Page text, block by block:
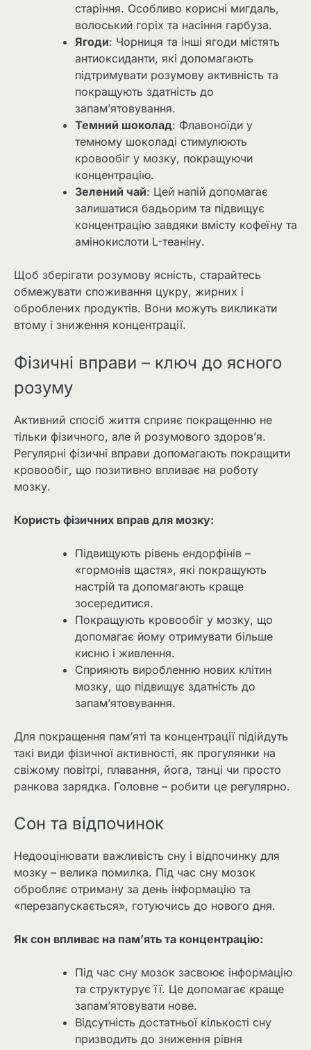
старіння. Особливо корисні мигдаль,
волоський горіх та насіння гарбуза.
Ягоди: Чорниця та інші ягоди містять
антиоксиданти, які допомагають
підтримувати розумову активність та
покращують здатність до
запам’ятовування.
Темний шоколад: Флавоноїди у
темному шоколаді стимулюють
кровообіг у мозку, покращуючи
концентрацію.
Зелений чай: Цей напій допомагає
залишатися бадьорим та підвищує
концентрацію завдяки вмісту кофеїну та
амінокислоти L-теаніну.
Щоб зберігати розумову ясність, старайтесь
обмежувати споживання цукру, жирних і
оброблених продуктів. Вони можуть викликати
втому і зниження концентрації.
Фізичні вправи – ключ до ясного
розуму
Активний спосіб життя сприяє покращенню не
тільки фізичного, але й розумового здоров’я.
Регулярні фізичні вправи допомагають покращити
кровообіг, що позитивно впливає на роботу
мозку.
Користь фізичних вправ для мозку:
Підвищують рівень ендорфінів –
«гормонів щастя», які покращують
настрій та допомагають краще
зосередитися.
Покращують кровообіг у мозку, що
допомагає йому отримувати більше
кисню і живлення.
Сприяють виробленню нових клітин
мозку, що підвищує здатність до
запам’ятовування.
Для покращення пам’яті та концентрації підійдуть
такі види фізичної активності, як прогулянки на
свіжому повітрі, плавання, йога, танці чи просто
ранкова зарядка. Головне – робити це регулярно.
Сон та відпочинок
Недооцінювати важливість сну і відпочинку для
мозку – велика помилка. Під час сну мозок
обробляє отриману за день інформацію та
«перезапускається», готуючись до нового дня.
Як сон впливає на пам’ять та концентрацію:
Під час сну мозок засвоює інформацію
та структурує її. Це допомагає краще
запам’ятовувати нове.
Відсутність достатньої кількості сну
призводить до зниження рівня